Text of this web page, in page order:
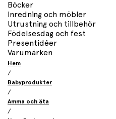
Böcker
Inredning och möbler
Utrustning och tillbehör
Födelsesdag och fest
Presentidéer
Varumärken
Hem
/
Babyprodukter
/
Amma och äta
/